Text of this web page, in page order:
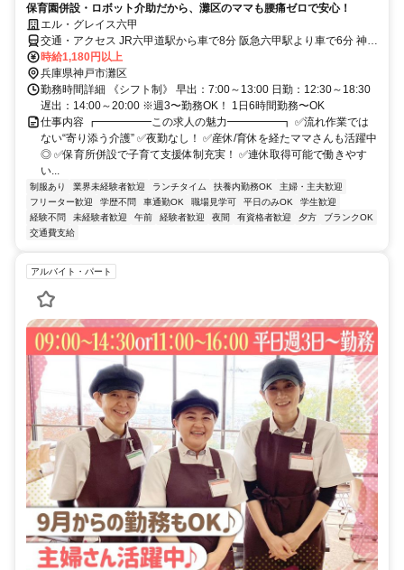
保育園併設・ロボット介助だから、灘区のママも腰痛ゼロで安心！
エル・グレイス六甲
交通・アクセス JR六甲道駅から車で8分 阪急六甲駅より車で6分 神戸
市バス「鶴甲南」徒歩で約3分
時給1,180円以上
兵庫県神戸市灘区
勤務時間詳細 《シフト制》 早出：7:00～13:00 日勤：12:30～18:30
遅出：14:00～20:00 ※週3〜勤務OK！ 1日6時間勤務〜OK
仕事内容 ┏━━━━━この求人の魅力━━━━━┓ ✅流れ作業では
ない“寄り添う介護” ✅夜勤なし！ ✅産休/育休を経たママさんも活躍中
◎ ✅保育所併設で子育て支援体制充実！ ✅連休取得可能で働きやす
い...
制服あり 業界未経験者歓迎 ランチタイム 扶養内勤務OK
主婦・主夫歓迎
フリーター歓迎
学歴不問 車通勤OK 職場見学可 平日のみOK
学生歓迎
経験不問
未経験者歓迎 午前 経験者歓迎 夜間 有資格者歓迎 夕方
ブランクOK
交通費支給
アルバイト・パート